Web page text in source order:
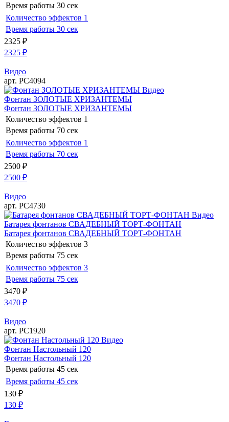
Время работы 30 сек
Количество эффектов 1
Время работы 30 сек
2325 ₽
2325 ₽
Видео
арт. РС4094
Видео
Фонтан ЗОЛОТЫЕ ХРИЗАНТЕМЫ
Фонтан ЗОЛОТЫЕ ХРИЗАНТЕМЫ
Количество эффектов 1
Время работы 70 сек
Количество эффектов 1
Время работы 70 сек
2500 ₽
2500 ₽
Видео
арт. РС4730
Видео
Батарея фонтанов СВАДЕБНЫЙ ТОРТ-ФОНТАН
Батарея фонтанов СВАДЕБНЫЙ ТОРТ-ФОНТАН
Количество эффектов 3
Время работы 75 сек
Количество эффектов 3
Время работы 75 сек
3470 ₽
3470 ₽
Видео
арт. РС1920
Видео
Фонтан Настольный 120
Фонтан Настольный 120
Время работы 45 сек
Время работы 45 сек
130 ₽
130 ₽